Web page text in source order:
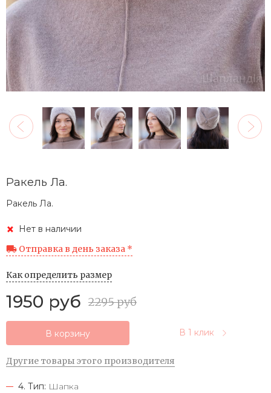
Ракель Ла.
Ракель Ла.
Нет в наличии
Отправка в день заказа *
Как определить размер
1950 руб 2295 руб
В корзину В 1 клик
Другие товары этого производителя
4. Тип: Шапка